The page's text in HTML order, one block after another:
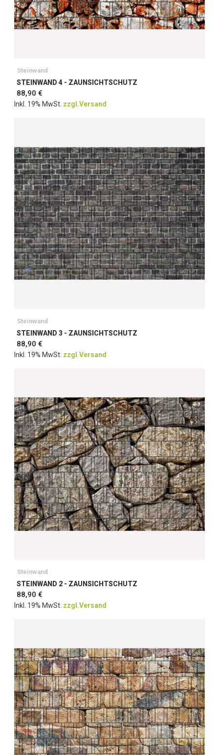
Steinwand
STEINWAND 4 - ZAUNSICHTSCHUTZ
88,90 €
Inkl. 19% MwSt. zzgl.Versand
Steinwand
STEINWAND 3 - ZAUNSICHTSCHUTZ
88,90 €
Inkl. 19% MwSt. zzgl.Versand
Steinwand
STEINWAND 2 - ZAUNSICHTSCHUTZ
88,90 €
Inkl. 19% MwSt. zzgl.Versand